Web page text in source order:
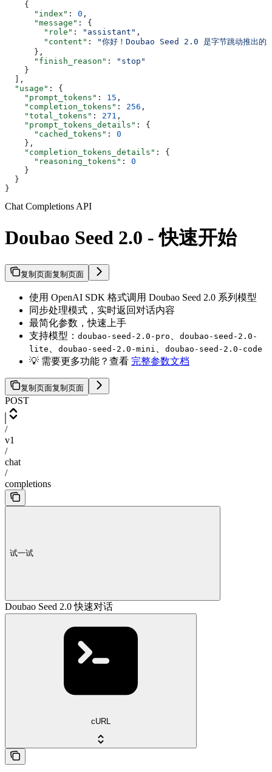
    {
      "index"
: 0 ,
      "message"
: {
        "role"
: "assistant" ,
        "content"
:
"你好！Doubao Seed 2.0 是字节跳动推出的
      },
      "finish_reason"
:
"stop"
    }
  ],
  "usage"
: {
    "prompt_tokens"
: 15 ,
    "completion_tokens"
: 256 ,
    "total_tokens"
: 271 ,
    "prompt_tokens_details"
: {
      "cached_tokens"
: 0
    },
    "completion_tokens_details"
: {
      "reasoning_tokens"
: 0
    }
  }
}
Chat Completions API
Doubao Seed 2.0 - 快速开始
复制页面复制页面
使用 OpenAI SDK 格式调用 Doubao Seed 2.0 系列模型
同步处理模式，实时返回对话内容
最简化参数，快速上手
支持模型： doubao-seed-2.0-pro 、 doubao-seed-2.0-
lite 、 doubao-seed-2.0-mini 、 doubao-seed-2.0-code
💡 需要更多功能？查看 完整参数文档
复制页面复制页面
POST
/
v1
/
chat
/
completions
试一试
Doubao Seed 2.0 快速对话
cURL